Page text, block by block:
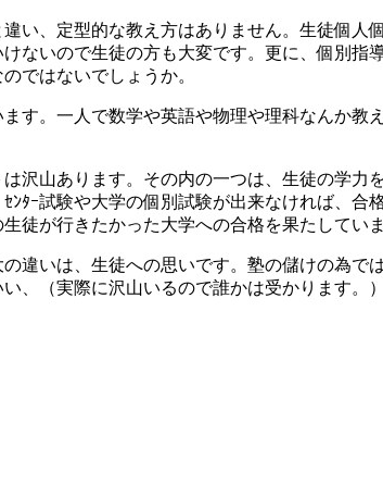
い、定型的な教え方はありません。生徒個
ないので生徒の方も大変です。更に、個別
ではないでしょうか。
す。一人で数学や英語や物理や理科なんか
沢山あります。その内の一つは、生徒の学
ﾝﾀｰ試験や大学の個別試験が出来なければ、
徒が行きたかった大学への合格を果たしてい
違いは、生徒への思いです。塾の儲けの為
、（実際に沢山いるので誰かは受かります。